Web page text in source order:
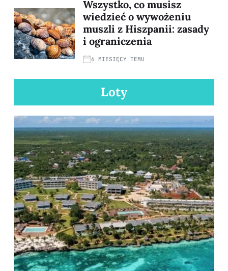
Wszystko, co musisz
wiedzieć o wywożeniu
muszli z Hiszpanii: zasady
i ograniczenia
6 MIESIĘCY TEMU
Loty